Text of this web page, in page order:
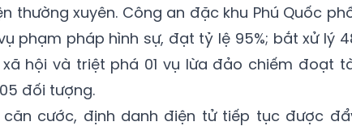
thường xuyên. Công an đặc khu Phú Quốc
phạm pháp hình sự, đạt tỷ lệ 95%; bắt xử lý
hội và triệt phá 01 vụ lừa đảo chiếm đoạt
đối tượng.
cước, định danh điện tử tiếp tục được